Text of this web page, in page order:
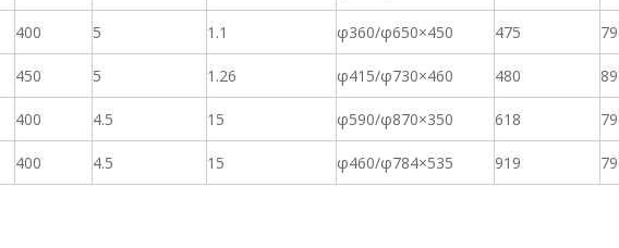
400 5 1.1 φ360/φ650×450 475 79
450 5 1.26 φ415/φ730×460 480 89
400 4.5 15 φ590/φ870×350 618 79
400 4.5 15 φ460/φ784×535 919 79